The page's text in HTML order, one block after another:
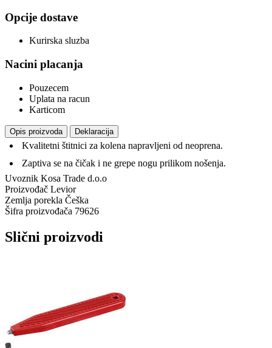
Opcije dostave
Kurirska sluzba
Nacini placanja
Pouzecem
Uplata na racun
Karticom
Opis proizvoda Deklaracija
Kvalitetni štitnici za kolena napravljeni od neoprena.
Zaptiva se na čičak i ne grepe nogu prilikom nošenja.
Uvoznik Kosa Trade d.o.o
Proizvođač Levior
Zemlja porekla Češka
Šifra proizvođača 79626
Slični proizvodi